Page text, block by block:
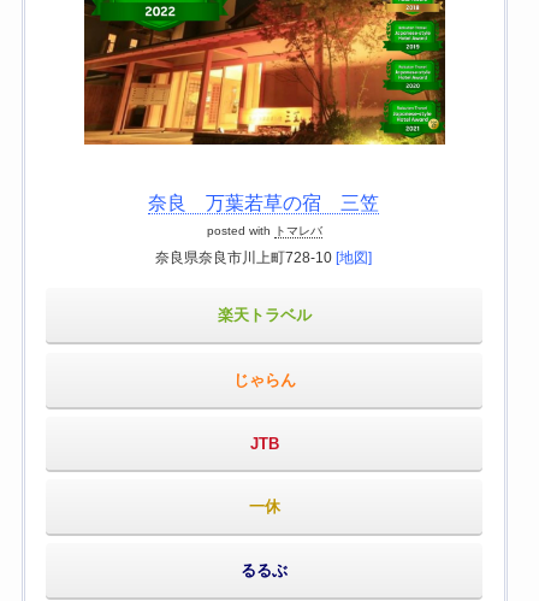
奈良 万葉若草の宿 三笠
posted with トマレバ
奈良県奈良市川上町728-10 [地図]
楽天トラベル
じゃらん
JTB
一休
るるぶ